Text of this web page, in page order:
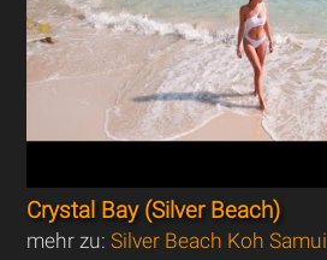
Crystal Bay (Silver Beach)
mehr zu:Silver Beach Koh Samui